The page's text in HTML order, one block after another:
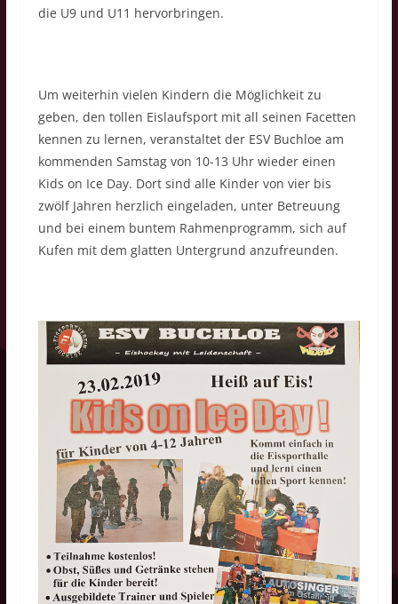
die U9 und U11 hervorbringen.
Um weiterhin vielen Kindern die Möglichkeit zu
geben, den tollen Eislaufsport mit all seinen Facetten
kennen zu lernen, veranstaltet der ESV Buchloe am
kommenden Samstag von 10-13 Uhr wieder einen
Kids on Ice Day. Dort sind alle Kinder von vier bis
zwölf Jahren herzlich eingeladen, unter Betreuung
und bei einem buntem Rahmenprogramm, sich auf
Kufen mit dem glatten Untergrund anzufreunden.